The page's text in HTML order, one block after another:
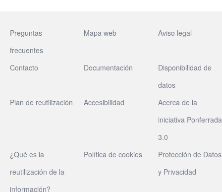
Preguntas
frecuentes
Mapa web Aviso legal
Contacto Documentación
Disponibilidad de
datos
Plan de reutilización
Accesibilidad
Acerca de la
iniciativa Ponferrada
3.0
¿Qué es la
reutilización de la
información?
Política de cookies
Protección de Datos
y Privacidad